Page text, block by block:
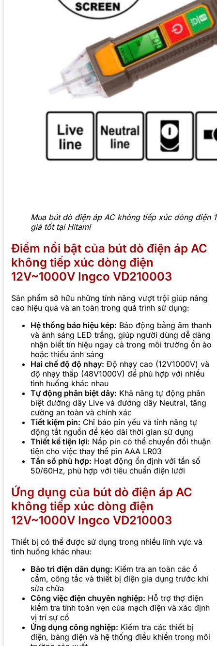
Mua bút dò điện áp AC không tiếp xúc dòng điện
giá tốt tại Hitami
Điểm nổi bật của bút dò điện áp AC
không tiếp xúc dòng điện
12V~1000V Ingco VD210003
Sản phẩm sở hữu những tính năng vượt trội giúp nâng
cao hiệu quả và an toàn trong quá trình sử dụng:
Hệ thống báo hiệu kép: Báo động bằng âm thanh
và ánh sáng LED trắng, giúp người dùng dễ dàng
nhận biết tín hiệu ngay cả trong môi trường ồn ào
hoặc thiếu ánh sáng
Hai chế độ độ nhạy: Độ nhạy cao (12V1000V) và
độ nhạy thấp (48V1000V) để phù hợp với nhiều
tình huống khác nhau
Tự động phân biệt dây: Khả năng tự động phân
biệt đường dây Live và đường dây Neutral, tăng
cường an toàn và chính xác
Tiết kiệm pin: Chỉ báo pin yếu và tính năng tự
động tắt nguồn để kéo dài thời gian sử dụng
Thiết kế tiện lợi: Nắp pin có thể chuyển đổi thuận
tiện cho việc thay thế pin AAA LR03
Tần số phù hợp: Hoạt động ổn định với tần số
50/60Hz, phù hợp với tiêu chuẩn điện lưới
Ứng dụng của bút dò điện áp AC
không tiếp xúc dòng điện
12V~1000V Ingco VD210003
Thiết bị có thể được sử dụng trong nhiều lĩnh vực và
tình huống khác nhau:
Bảo trì điện dân dụng: Kiểm tra an toàn các ổ
cắm, công tắc và thiết bị điện gia dụng trước khi
sửa chữa
Công việc điện chuyên nghiệp: Hỗ trợ thợ điện
kiểm tra tính toàn vẹn của mạch điện và xác định
vị trí sự cố
Ứng dụng công nghiệp: Kiểm tra các thiết bị
điện, bảng điện và hệ thống điều khiển trong môi